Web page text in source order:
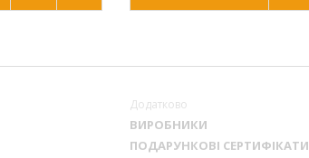
Додатково
ВИРОБНИКИ
ПОДАРУНКОВІ СЕРТИФІКАТИ